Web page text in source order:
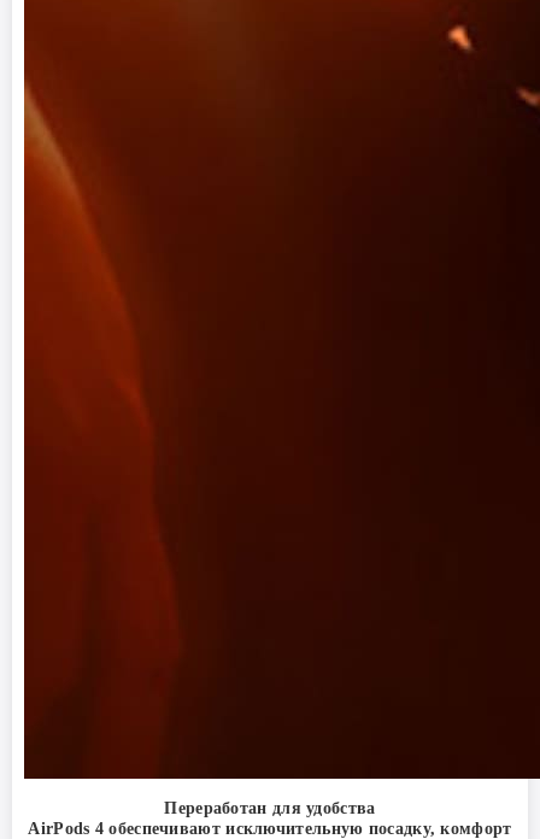
Переработан для удобства
AirPods 4 обеспечивают исключительную посадку, комфорт